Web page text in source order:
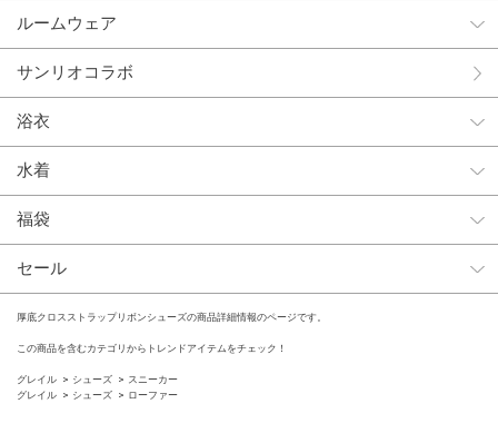
ルームウェア
サンリオコラボ
浴衣
水着
福袋
セール
厚底クロスストラップリボンシューズの商品詳細情報のページです。
この商品を含むカテゴリからトレンドアイテムをチェック！
グレイル シューズ
スニーカー
グレイル
シューズ ローファー